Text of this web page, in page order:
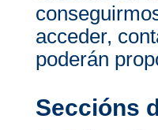
acceder,
poderán
Seccións